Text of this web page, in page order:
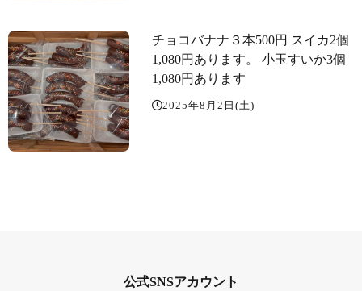
チョコバナナ３本500円 スイカ2個
1,080円あります。 小玉すいか3個
1,080円あります
2025年8月2日(土)
公式SNSアカウント